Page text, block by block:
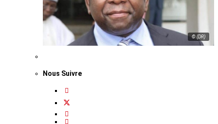
© (DR)
Nous Suivre